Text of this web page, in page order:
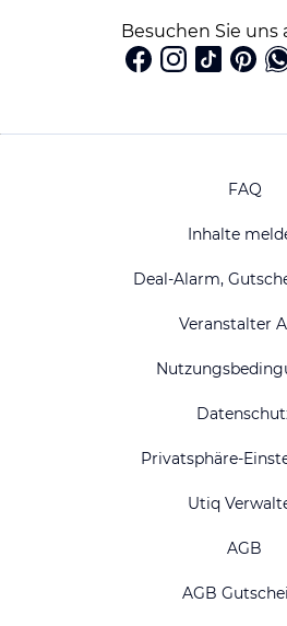
Besuchen Sie uns
FAQ
Inhalte
Deal-Alarm,
Veranstalter
Privatsphäre-
Utiq
AGB
AGB